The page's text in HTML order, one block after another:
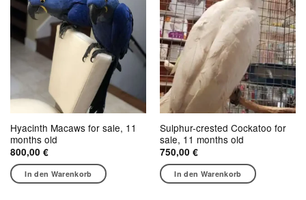
Hyacinth Macaws for sale, 11
months old
800,00 €
In den Warenkorb
Sulphur-crested Cockatoo for
sale, 11 months old
750,00 €
In den Warenkorb